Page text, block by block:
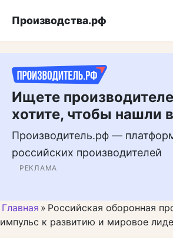
Подписывайтесь на
Производства.рф
Ищете
хотите, чтобы нашли
Производитель.рф —
российских производителей
РЕКЛАМА
Главная » Российская оборонная
импульс к развитию и мировое